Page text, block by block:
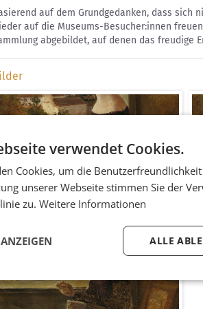
auf dem Grundgedanken, dass sich
auf die Museums-Besucher:innen
abgebildet, auf denen das freudige
Anzeigen
verwendet Cookies.
Cookies, um die
unserer Webseite stimmen Sie der
zu. Weitere Informationen
ALLE